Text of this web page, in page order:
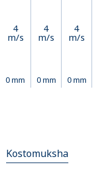
4
m/s
0 mm
4
m/s
0 mm
4
m/s
0 mm
Kostomuksha